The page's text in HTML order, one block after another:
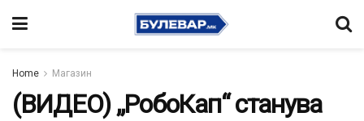
Home Магазин
(ВИДЕО) „РобоКап“ станува